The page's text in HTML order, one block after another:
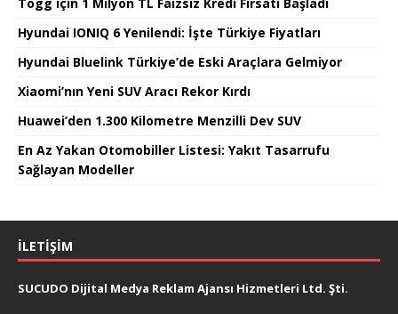
Hyundai IONIQ 6 Yenilendi: İşte Türkiye Fiyatları
Hyundai Bluelink Türkiye’de Eski Araçlara Gelmiyor
Xiaomi’nın Yeni SUV Aracı Rekor Kırdı
Huawei’den 1.300 Kilometre Menzilli Dev SUV
En Az Yakan Otomobiller Listesi: Yakıt Tasarrufu
Sağlayan Modeller
İLETIŞIM
SUCUDO Dijital Medya Reklam Ajansı Hizmetleri Ltd. Şti.